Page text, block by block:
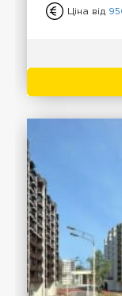
Ціна від